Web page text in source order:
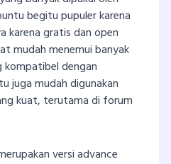
begitu pupuler karena
karena gratis dan open
mudah menemui banyak
kompatibel dengan
juga mudah digunakan
kuat, terutama di forum
versi advance